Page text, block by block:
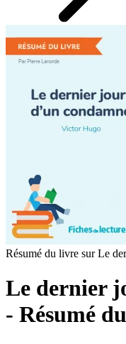
Résumé du livre sur Le
Le dernier
- Résumé